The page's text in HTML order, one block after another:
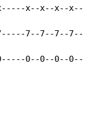
x--x--x--
7--7--7--
0--0--0--